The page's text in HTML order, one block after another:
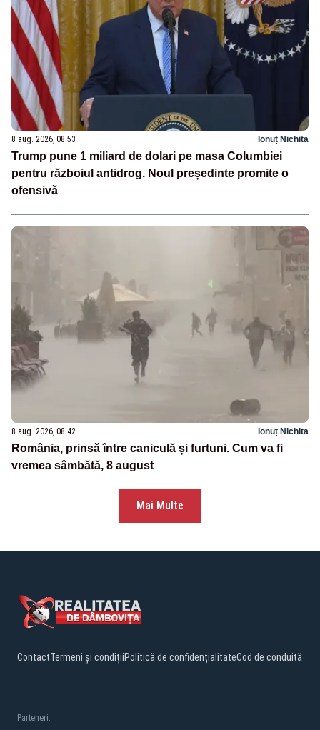
8 aug. 2026, 08:53 Ionuț Nichita
Trump pune 1 miliard de dolari pe masa Columbiei
pentru războiul antidrog. Noul președinte promite o
ofensivă
8 aug. 2026, 08:42 Ionuț Nichita
România, prinsă între caniculă și furtuni. Cum va fi
vremea sâmbătă, 8 august
Mai Multe
ContactTermeni și condițiiPolitică de confidențialitateCod de conduită
Parteneri: